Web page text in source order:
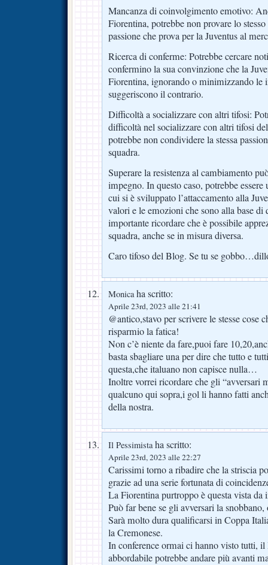
Mancanza di coinvolgimento emotivo:
Fiorentina, potrebbe non provare lo
passione che prova per la Juventus al
Ricerca di conferme: Potrebbe cercare
confermino la sua convinzione che la
Fiorentina, ignorando o minimizzando le
suggeriscono il contrario.
Difficoltà a socializzare con altri tifosi:
difficoltà nel socializzare con altri tifosi
potrebbe non condividere la stessa
squadra.
Superare la resistenza al cambiamento
impegno. In questo caso, potrebbe
cui si è sviluppato l’attaccamento alla
valori e le emozioni che sono alla base di
importante ricordare che è possibile
squadra, anche se in misura diversa.
Caro tifoso del Blog. Se tu se
Monicaha scritto:
Aprile 23rd, 2023 alle 21:41
@antico,stavo per scrivere le stesse cose
risparmio la fatica!
Non c’è niente da fare,puoi fare
basta sbagliare una per dire che tutto e
questa,che italuano non capisce nulla…
Inoltre vorrei ricordare che gli “avversari
qualcuno qui sopra,i gol li hanno fatti
della nostra.
Il Pessimistaha scritto:
Aprile 23rd, 2023 alle 22:27
Carissimi torno a ribadire che la striscia
grazie ad una serie fortunata di
La Fiorentina purtroppo è questa vista da
Può far bene se gli avversari la
Sarà molto dura qualificarsi in Coppa
la Cremonese.
In conference ormai ci hanno visto tutti, il
abbordabile potrebbe andare più avanti